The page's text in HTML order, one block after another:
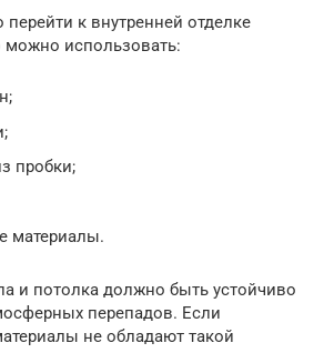
к внутренней отделке
можно использовать:
пробки;
материалы.
и потолка должно быть устойчиво
перепадов. Если
не обладают такой